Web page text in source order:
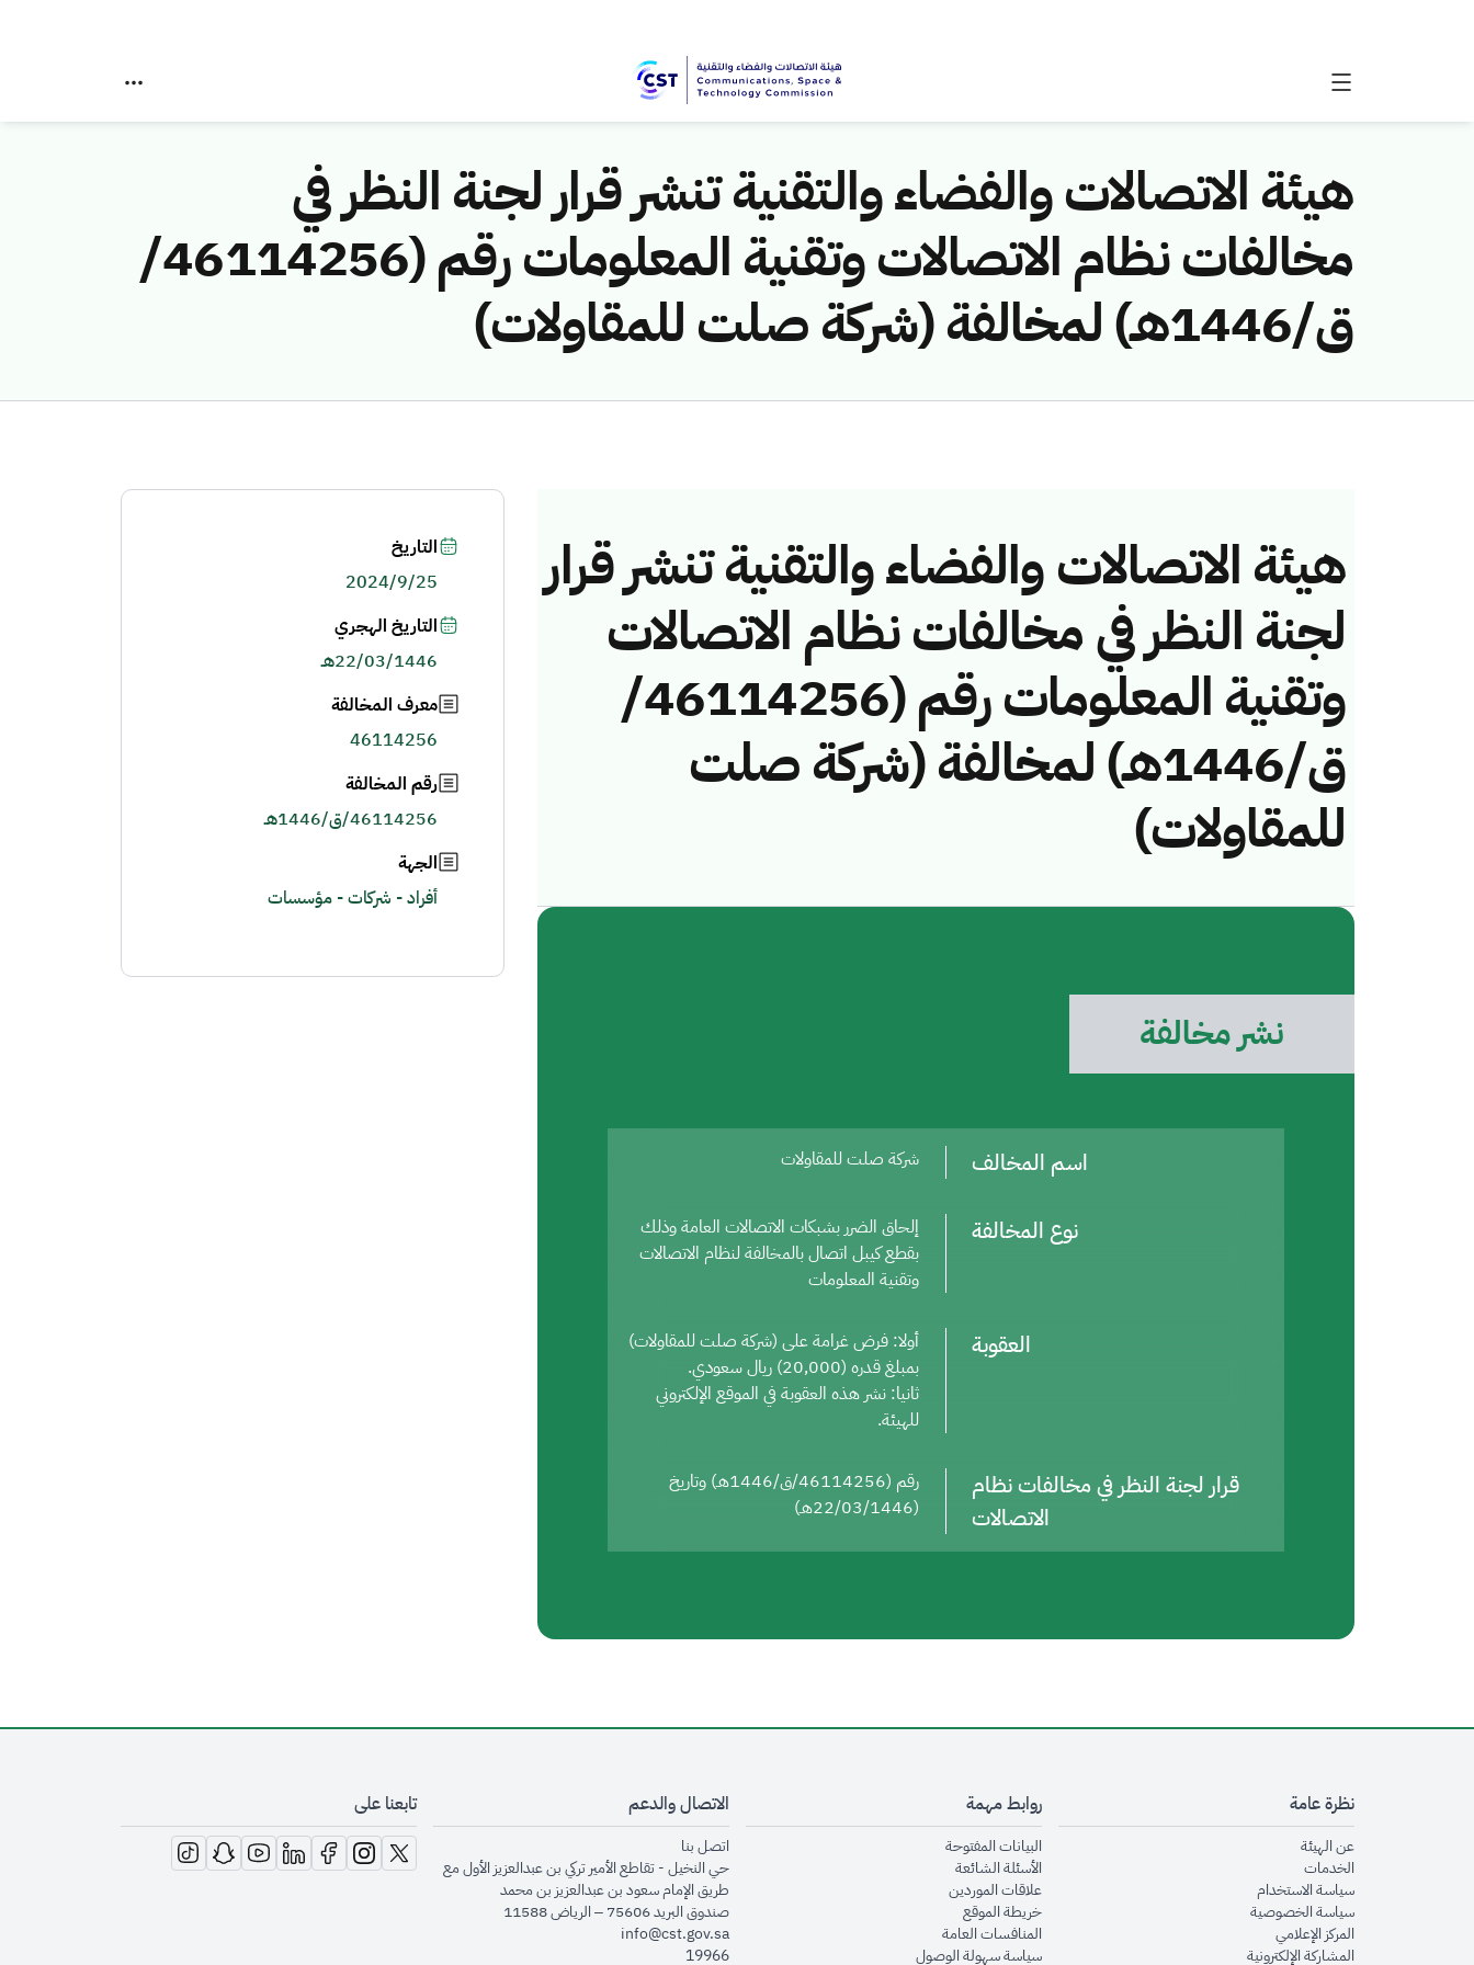
هيئة الاتصالات والفضاء والتقنية تنشر قرار لجنة النظر في
مخالفات نظام الاتصالات وتقنية المعلومات رقم (46114256/
ق/1446هـ) لمخالفة (شركة صلت للمقاولات)
هيئة الاتصالات والفضاء والتقنية تنشر قرار
لجنة النظر في مخالفات نظام الاتصالات
وتقنية المعلومات رقم (46114256/
ق/1446هـ) لمخالفة (شركة صلت
للمقاولات)
نشر مخالفة
اسم المخالف شركة صلت للمقاولات
نوع المخالفة
إلحاق الضرر بشبكات الاتصالات العامة وذلك
بقطع كيبل اتصال بالمخالفة لنظام الاتصالات
وتقنية المعلومات
العقوبة
أولا: فرض غرامة على (شركة صلت للمقاولات)
بمبلغ قدره (20,000) ريال سعودي.
ثانيا: نشر هذه العقوبة في الموقع الإلكتروني
للهيئة.
قرار لجنة النظر في مخالفات نظام
الاتصالات
رقم (46114256/ق/1446هـ) وتاريخ
(22/03/1446هـ)
التاريخ
2024/9/25
التاريخ الهجري
22/03/1446هـ
معرف المخالفة
46114256
رقم المخالفة
46114256/ق/1446هـ
الجهة
أفراد - شركات - مؤسسات
نظرة عامة
عن الهيئةopens in new window
الخدماتopens in new window
سياسة الاستخدام
سياسة الخصوصيةopens in new window
المركز الإعلاميopens in new window
المشاركة الإلكترونيةopens in new window
روابط مهمة
البيانات المفتوحةopens in new window
الأسئلة الشائعةopens in new window
علاقات الموردينopens in new window
خريطة الموقعopens in new window
المنافسات العامةopens in new window
سياسة سهولة الوصولopens in new window
الاتصال والدعم
اتصل بنا
حي النخيل - تقاطع الأمير تركي بن عبدالعزيز الأول مع
طريق الإمام سعود بن عبدالعزيز بن محمد
صندوق البريد 75606 – الرياض 11588
info@cst.gov.sa
19966
تابعنا على
opens in new window
opens in new window
opens in new window
opens in new window
opens in new window
opens in new window
opens in new window